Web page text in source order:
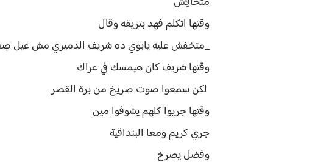
وقتها اتكلم فهد بتريقه وقال
_متخفش عليه يابوي ده شريف الدميري مش عيل
وقتها شريف كان هيمسك في عراك
لكن سمعوا صوت صريخ من برة القصر
وقتها جريوا كلهم يشوفوا مين
جري كريم ومعا البنداقية
وفضل يصرخ